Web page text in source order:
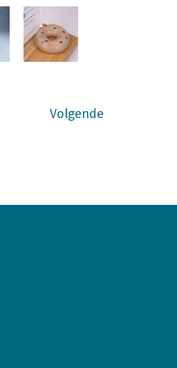
Volgende